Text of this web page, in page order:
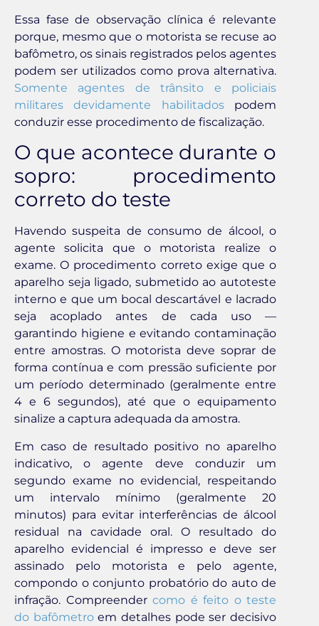
Essa fase de observação clínica é relevante
porque, mesmo que o motorista se recuse ao
bafômetro, os sinais registrados pelos agentes
podem ser utilizados como prova alternativa.
Somente agentes de trânsito e policiais
militares devidamente habilitadospodem
conduzir esse procedimento de fiscalização.
O que acontece durante o
sopro: procedimento
correto do teste
Havendo suspeita de consumo de álcool, o
agente solicita que o motorista realize o
exame. O procedimento correto exige que o
aparelho seja ligado, submetido ao autoteste
interno e que um bocal descartável e lacrado
seja acoplado antes de cada uso —
garantindo higiene e evitando contaminação
entre amostras. O motorista deve soprar de
forma contínua e com pressão suficiente por
um período determinado (geralmente entre
4 e 6 segundos), até que o equipamento
sinalize a captura adequada da amostra.
Em caso de resultado positivo no aparelho
indicativo, o agente deve conduzir um
segundo exame no evidencial, respeitando
um intervalo mínimo (geralmente 20
minutos) para evitar interferências de álcool
residual na cavidade oral. O resultado do
aparelho evidencial é impresso e deve ser
assinado pelo motorista e pelo agente,
compondo o conjunto probatório do auto de
infração. Compreender como é feito o teste
do bafômetroem detalhes pode ser decisivo